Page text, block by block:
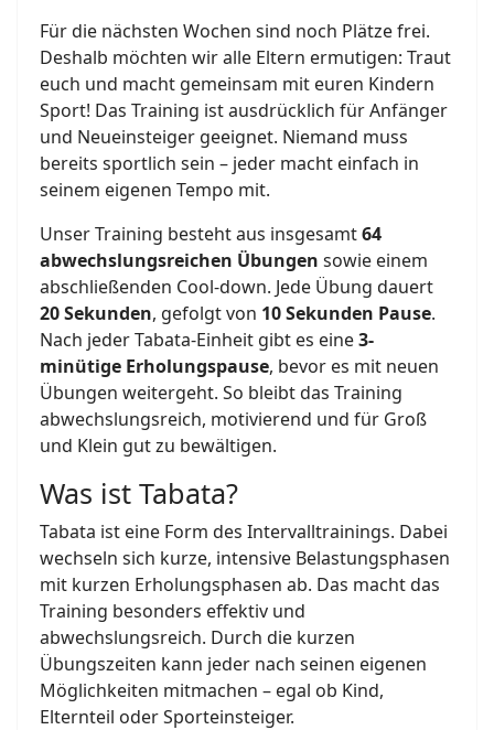
Für die nächsten Wochen sind noch Plätze frei.
Deshalb möchten wir alle Eltern ermutigen: Traut
euch und macht gemeinsam mit euren Kindern
Sport! Das Training ist ausdrücklich für Anfänger
und Neueinsteiger geeignet. Niemand muss
bereits sportlich sein – jeder macht einfach in
seinem eigenen Tempo mit.
Unser Training besteht aus insgesamt64
abwechslungsreichen Übungen sowie einem
abschließenden Cool-down. Jede Übung dauert
20 Sekunden, gefolgt von 10 Sekunden Pause.
Nach jeder Tabata-Einheit gibt es eine3-
minütige Erholungspause, bevor es mit neuen
Übungen weitergeht. So bleibt das Training
abwechslungsreich, motivierend und für Groß
und Klein gut zu bewältigen.
Was ist Tabata?
Tabata ist eine Form des Intervalltrainings. Dabei
wechseln sich kurze, intensive Belastungsphasen
mit kurzen Erholungsphasen ab. Das macht das
Training besonders effektiv und
abwechslungsreich. Durch die kurzen
Übungszeiten kann jeder nach seinen eigenen
Möglichkeiten mitmachen – egal ob Kind,
Elternteil oder Sporteinsteiger.